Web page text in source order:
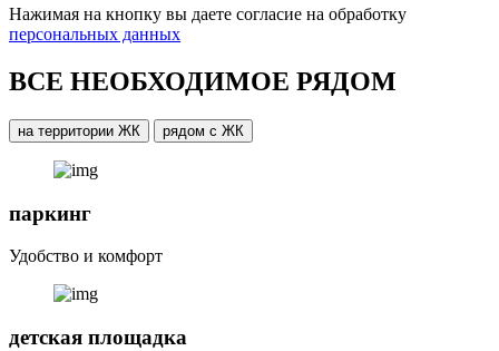
Нажимая на кнопку вы даете согласие на обработку
персональных данных
ВСЕ НЕОБХОДИМОЕ РЯДОМ
на территории ЖК рядом с ЖК
паркинг
Удобство и комфорт
детская площадка